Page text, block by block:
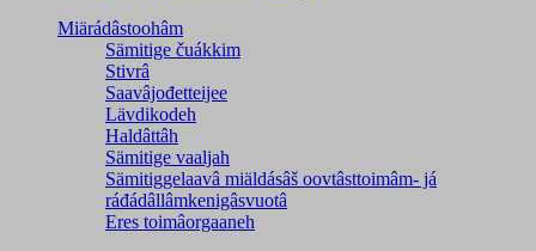
Miärádâstoohâm
Sämitige čuákkim
Stivrâ
Saavâjođetteijee
Lävdikodeh
Haldâttâh
Sämitige vaaljah
Sämitiggelaavâ miäldásâš oovtâsttoimâm- já
ráđádâllâmkenigâsvuotâ
Eres toimâorgaaneh